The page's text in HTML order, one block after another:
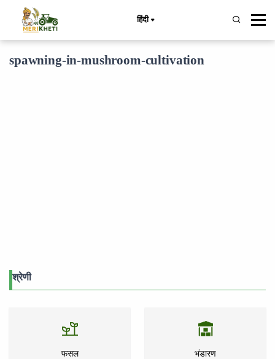
हिंदी
spawning-in-mushroom-cultivation
श्रेणी
फसल भंडारण